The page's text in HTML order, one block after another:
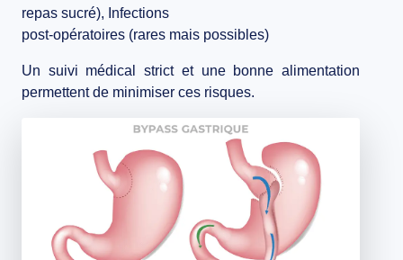
repas sucré), Infections
post-opératoires (rares mais possibles)
Un suivi médical strictet une bonne alimentation
permettent de minimiser ces risques.